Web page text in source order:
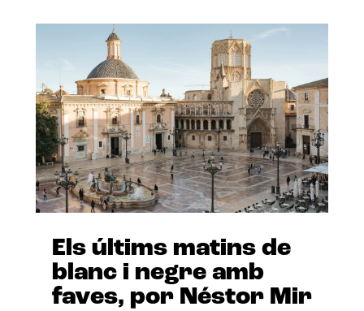
Els últims matins de
blanc i negre amb
faves, por Néstor Mir